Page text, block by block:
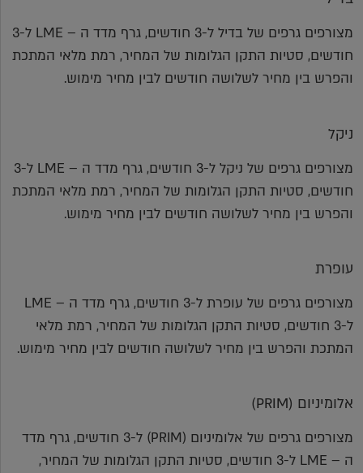
מצורפים גרפים של בדיל ל-3 חודשים, גרף מדד ה – LME ל-3
חודשים, סטיות התקן הגלומות של המחיר, רמת מלאי המתכת
והפרש בין מחיר לשלושה חודשים לבין מחיר מימוש.
ניקל
מצורפים גרפים של ניקל ל-3 חודשים, גרף מדד ה – LME ל-3
חודשים, סטיות התקן הגלומות של המחיר, רמת מלאי המתכת
והפרש בין מחיר לשלושה חודשים לבין מחיר מימוש.
עופרת
מצורפים גרפים של עופרת ל-3 חודשים, גרף מדד ה – LME
ל-3 חודשים, סטיות התקן הגלומות של המחיר, רמת מלאי
המתכת והפרש בין מחיר לשלושה חודשים לבין מחיר מימוש.
אלומיניום (PRIM)
מצורפים גרפים של אלומיניום (PRIM) ל-3 חודשים, גרף מדד
ה – LME ל-3 חודשים, סטיות התקן הגלומות של המחיר,